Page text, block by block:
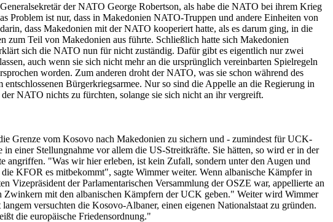
der NATO George Robertson, als habe die NATO bei ihrem Krieg
Problem ist nur, dass in Makedonien NATO-Truppen und andere Einheiten von
dass Makedonien mit der NATO kooperiert hatte, als es darum ging, in die
Teil von Makedonien aus führte. Schließlich hatte sich Makedonien
sich die NATO nun für nicht zuständig. Dafür gibt es eigentlich nur zwei
auch wenn sie sich nicht mehr an die ursprünglich vereinbarten Spielregeln
worden. Zum anderen droht der NATO, was sie schon während des
Bürgerkriegsarmee. Nur so sind die Appelle an die Regierung in
NATO nichts zu fürchten, solange sie sich nicht an ihr vergreift.
Grenze vom Kosovo nach Makedonien zu sichern und - zumindest für UCK-
einer Stellungnahme vor allem die US-Streitkräfte. Sie hätten, so wird er in der
angriffen. "Was wir hier erleben, ist kein Zufall, sondern unter den Augen und
KFOR es mitbekommt", sagte Wimmer weiter. Wenn albanische Kämpfer in
Vizepräsident der Parlamentarischen Versammlung der OSZE war, appellierte an
Zwinkern mit den albanischen Kämpfern der UCK geben." Weiter wird Wimmer
versuchten die Kosovo-Albaner, einen eigenen Nationalstaat zu gründen.
die europäische Friedensordnung."